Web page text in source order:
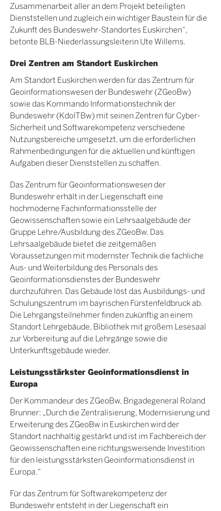
Zusammenarbeit aller an dem Projekt beteiligten
Dienststellen und zugleich ein wichtiger Baustein für die
Zukunft des Bundeswehr-Standortes Euskirchen“,
betonte BLB-Niederlassungsleiterin Ute Willems.
Drei Zentren am Standort Euskirchen
Am Standort Euskirchen werden für das Zentrum für
Geoinformationswesen der Bundeswehr (ZGeoBw)
sowie das Kommando Informationstechnik der
Bundeswehr (KdoITBw) mit seinen Zentren für Cyber-
Sicherheit und Softwarekompetenz verschiedene
Nutzungsbereiche umgesetzt, um die erforderlichen
Rahmenbedingungen für die aktuellen und künftigen
Aufgaben dieser Dienststellen zu schaffen.
Das Zentrum für Geoinformationswesen der
Bundeswehr erhält in der Liegenschaft eine
hochmoderne Fachinformationsstelle der
Geowissenschaften sowie ein Lehrsaalgebäude der
Gruppe Lehre/Ausbildung des ZGeoBw. Das
Lehrsaalgebäude bietet die zeitgemäßen
Voraussetzungen mit modernster Technik die fachliche
Aus- und Weiterbildung des Personals des
Geoinformationsdienstes der Bundeswehr
durchzuführen. Das Gebäude löst das Ausbildungs- und
Schulungszentrum im bayrischen Fürstenfeldbruck ab.
Die Lehrgangsteilnehmer finden zukünftig an einem
Standort Lehrgebäude, Bibliothek mit großem Lesesaal
zur Vorbereitung auf die Lehrgänge sowie die
Unterkunftsgebäude wieder.
Leistungsstärkster Geoinformationsdienst in
Europa
Der Kommandeur des ZGeoBw, Brigadegeneral Roland
Brunner: „Durch die Zentralisierung, Modernisierung und
Erweiterung des ZGeoBw in Euskirchen wird der
Standort nachhaltig gestärkt und ist im Fachbereich der
Geowissenschaften eine richtungsweisende Investition
für den leistungsstärksten Geoinformationsdienst in
Europa.“
Für das Zentrum für Softwarekompetenz der
Bundeswehr entsteht in der Liegenschaft ein